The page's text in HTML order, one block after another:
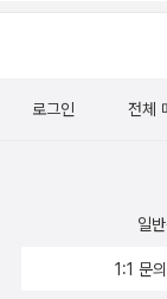
로그인 전체
일
1:1 문의